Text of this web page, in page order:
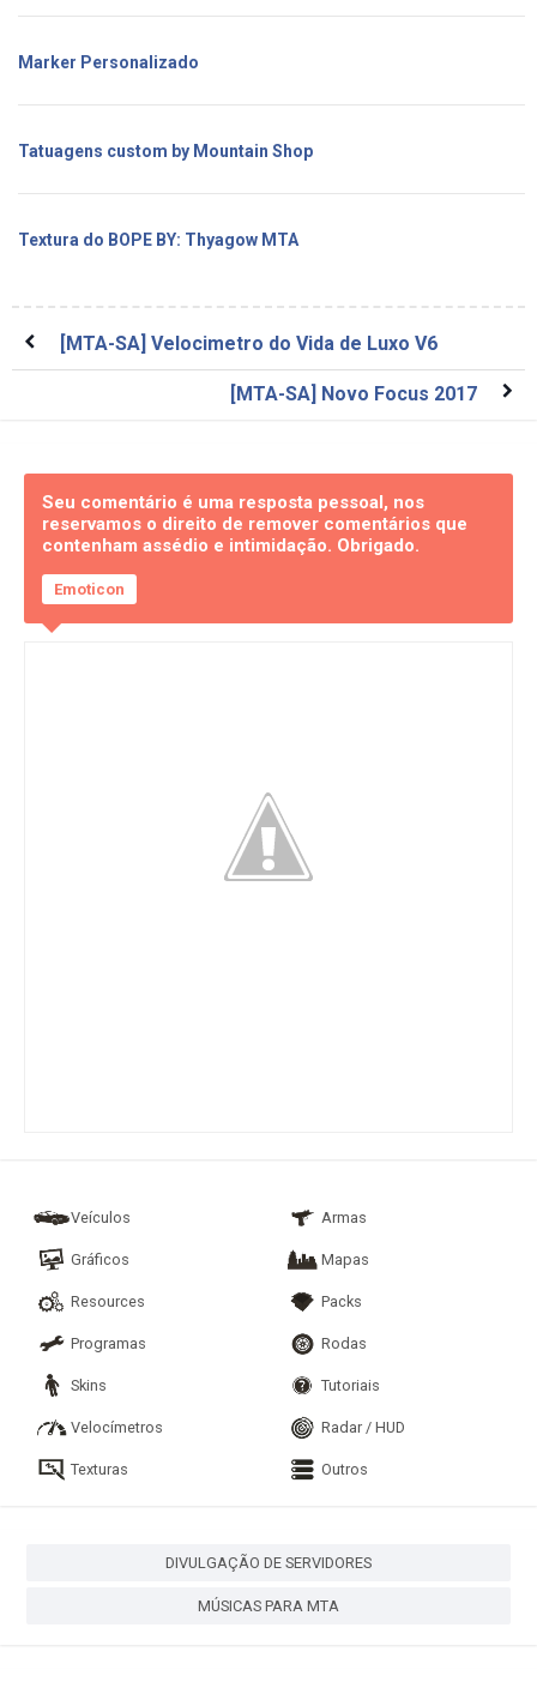
Marker Personalizado
Tatuagens custom by Mountain Shop
Textura do BOPE BY: Thyagow MTA
[MTA-SA] Velocimetro do Vida de Luxo V6
[MTA-SA] Novo Focus 2017
Seu comentário é uma resposta pessoal, nos
reservamos o direito de remover comentários que
contenham assédio e intimidação. Obrigado.
Emoticon
Veículos Armas
Gráficos Mapas
Resources Packs
Programas Rodas
Skins Tutoriais
Velocímetros Radar / HUD
Texturas Outros
DIVULGAÇÃO DE SERVIDORES
MÚSICAS PARA MTA